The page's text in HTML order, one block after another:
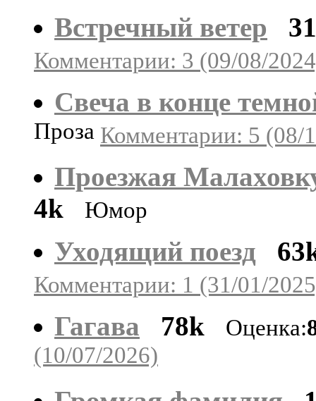
Встречный ветер
Комментарии: 3 (09/08/
Свеча в конце
Проза Комментарии: 5 (08/
Проезжая
4k
Юмор
Уходящий поезд
Комментарии: 1 (31/01/
Гагава 78k Оценка:
(10/07/2026)